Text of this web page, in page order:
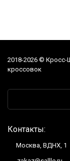
2018-2026 © Кросс-
кроссовок
Контакты:
Москва, ВДНХ, 1